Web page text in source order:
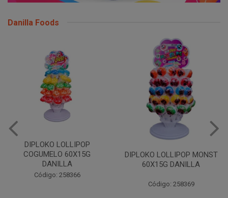
Danilla Foods
DIPLOKO LOLLIPOP
COGUMELO 60X15G
DANILLA
Código: 258366
DIPLOKO LOLLIPOP MONST
60X15G DANILLA
Código: 258369